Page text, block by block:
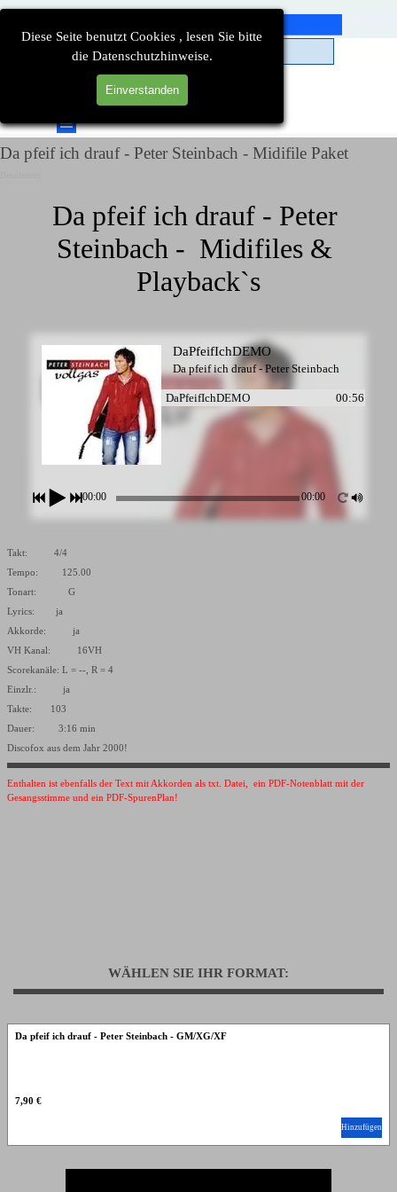
Diese Seite benutzt Cookies , lesen Sie bitte
die Datenschutzhinweise.
Einverstanden
Direkt zum Seiteninhalt
Menü überspringen
Da pfeif ich drauf - Peter Steinbach - Midifile Paket
Da pfeif ich drauf - Peter
Steinbach -  Midifiles &
Playback`s
DaPfeifIchDEMO
Da pfeif ich drauf - Peter Steinbach
DaPfeifIchDEMO 00:56
00:00 00:00
Takt: 4/4
Tempo: 125.00
Tonart: G
Lyrics: ja
Akkorde: ja
VH Kanal: 16VH
Scorekanäle: L = --, R = 4
Einzlr.: ja
Takte: 103
Dauer: 3:16 min
Discofox aus dem Jahr 2000!
Enthalten ist ebenfalls der Text mit Akkorden als txt. Datei, ein PDF-Notenblatt mit der
Gesangsstimme und ein PDF-SpurenPlan!
WÄHLEN SIE IHR FORMAT:
Da pfeif ich drauf - Peter Steinbach - GM/XG/XF
7,90 €
Hinzufügen